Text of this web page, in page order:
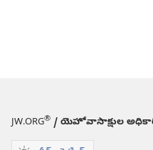
JW.ORG® / యెహోవాసాక్షుల